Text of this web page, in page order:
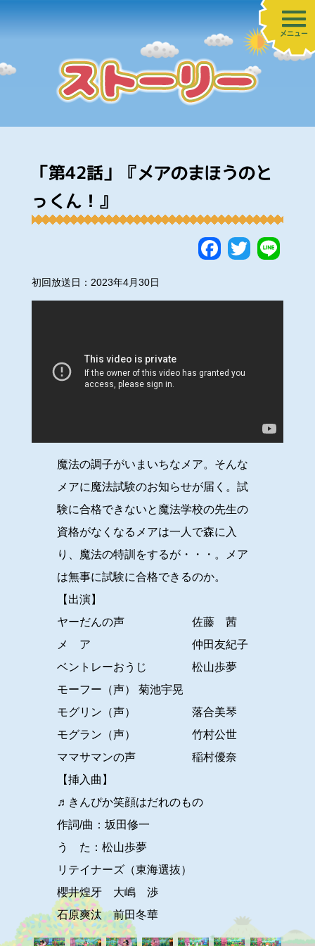
メニュー
「第42話」『メアのまほうのと
っくん！』
初回放送日：2023年4月30日
魔法の調子がいまいちなメア。そんな
メアに魔法試験のお知らせが届く。試
験に合格できないと魔法学校の先生の
資格がなくなるメアは一人で森に入
り、魔法の特訓をするが・・・。メア
は無事に試験に合格できるのか。
【出演】
ヤーだんの声 佐藤 茜
メ ア 仲田友紀子
ベントレーおうじ 松山歩夢
モーフー（声） 菊池宇晃
モグリン（声） 落合美琴
モグラン（声） 竹村公世
ママサマンの声 稲村優奈
【挿入曲】
♬きんぴか笑顔はだれのもの
作詞/曲：坂田修一
う た：松山歩夢
リテイナーズ（東海選抜）
櫻井煌牙 大嶋 渉
石原爽汰 前田冬華